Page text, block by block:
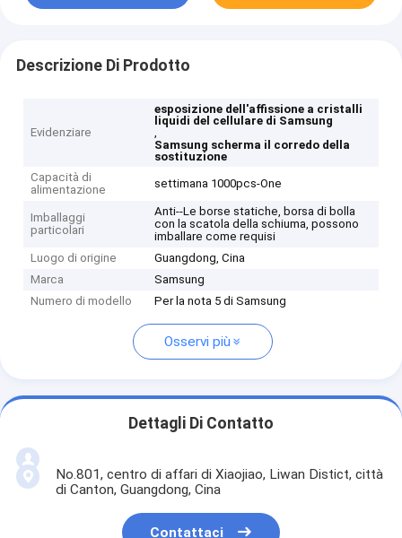
Descrizione Di Prodotto
Evidenziare
esposizione dell'affissione a cristalli
liquidi del cellulare di Samsung
,
Samsung scherma il corredo della
sostituzione
Capacità di
alimentazione
settimana 1000pcs-One
Imballaggi
particolari
Anti--Le borse statiche, borsa di bolla
con la scatola della schiuma, possono
imballare come requisi
Luogo di origine
Guangdong, Cina
Marca
Samsung
Numero di modello
Per la nota 5 di Samsung
Osservi più
Dettagli Di Contatto
No.801, centro di affari di Xiaojiao, Liwan Distict, città
di Canton, Guangdong, Cina
Contattaci